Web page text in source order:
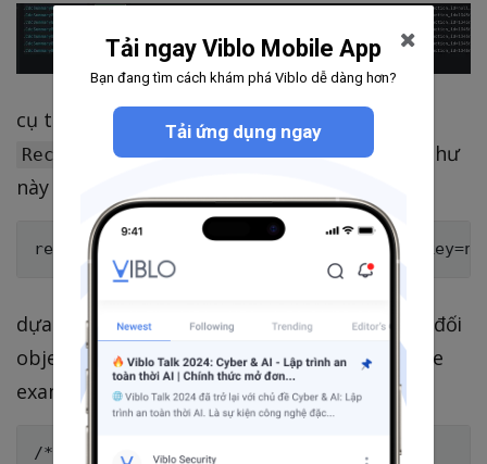
cụ thể object
RecordChangeEvent<SourceRecord> nó sẽ như
này
dựa trên object trên ta có thể convert nó về đối
object tương ứng bạn muốn, dưới đây là code
example các bạn có thể tham khảo
/*
Tải ngay Viblo Mobile App
Bạn đang tìm cách khám phá Viblo dễ dàng hơn?
Tải ứng dụng ngay